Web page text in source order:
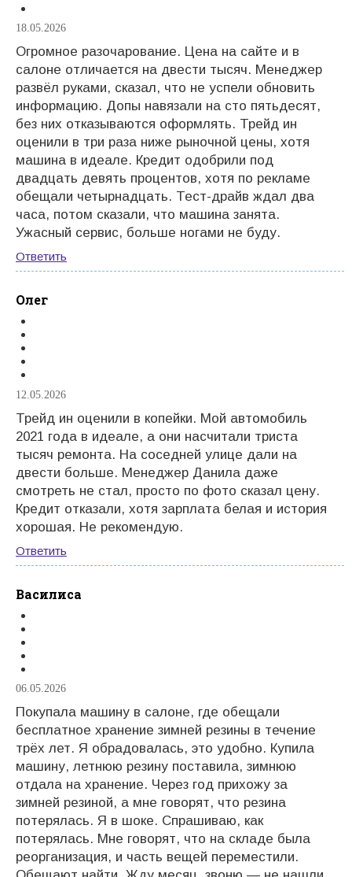
18.05.2026
Огромное разочарование. Цена на сайте и в
салоне отличается на двести тысяч. Менеджер
развёл руками, сказал, что не успели обновить
информацию. Допы навязали на сто пятьдесят,
без них отказываются оформлять. Трейд ин
оценили в три раза ниже рыночной цены, хотя
машина в идеале. Кредит одобрили под
двадцать девять процентов, хотя по рекламе
обещали четырнадцать. Тест-драйв ждал два
часа, потом сказали, что машина занята.
Ужасный сервис, больше ногами не буду.
Ответить
Олег
12.05.2026
Трейд ин оценили в копейки. Мой автомобиль
2021 года в идеале, а они насчитали триста
тысяч ремонта. На соседней улице дали на
двести больше. Менеджер Данила даже
смотреть не стал, просто по фото сказал цену.
Кредит отказали, хотя зарплата белая и история
хорошая. Не рекомендую.
Ответить
Василиса
06.05.2026
Покупала машину в салоне, где обещали
бесплатное хранение зимней резины в течение
трёх лет. Я обрадовалась, это удобно. Купила
машину, летнюю резину поставила, зимнюю
отдала на хранение. Через год прихожу за
зимней резиной, а мне говорят, что резина
потерялась. Я в шоке. Спрашиваю, как
потерялась. Мне говорят, что на складе была
реорганизация, и часть вещей переместили.